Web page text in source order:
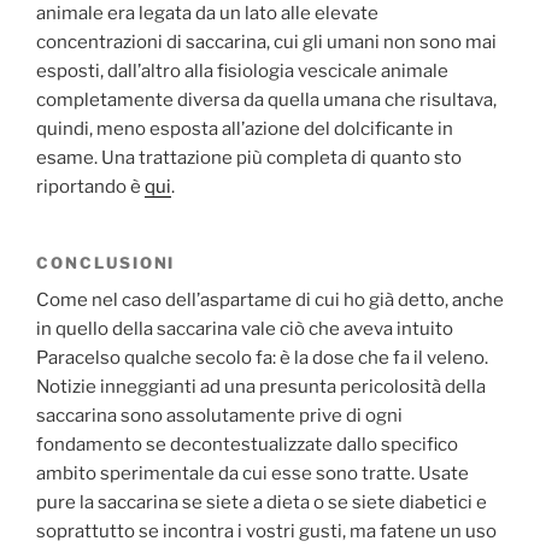
animale era legata da un lato alle elevate
concentrazioni di saccarina, cui gli umani non sono mai
esposti, dall’altro alla fisiologia vescicale animale
completamente diversa da quella umana che risultava,
quindi, meno esposta all’azione del dolcificante in
esame. Una trattazione più completa di quanto sto
riportando è qui.
CONCLUSIONI
Come nel caso dell’aspartame di cui ho già detto, anche
in quello della saccarina vale ciò che aveva intuito
Paracelso qualche secolo fa: è la dose che fa il veleno.
Notizie inneggianti ad una presunta pericolosità della
saccarina sono assolutamente prive di ogni
fondamento se decontestualizzate dallo specifico
ambito sperimentale da cui esse sono tratte. Usate
pure la saccarina se siete a dieta o se siete diabetici e
soprattutto se incontra i vostri gusti, ma fatene un uso